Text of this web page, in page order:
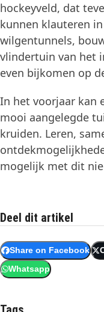
hockeyveld, dat
kunnen klauteren
wilgentunnels,
vlindertuin van het
even bijkomen op
In het voorjaar kan
mooi aangelegde
kruiden. Leren,
mogelijk met dit
Deel dit artikel
Share on Facebook
Whatsapp